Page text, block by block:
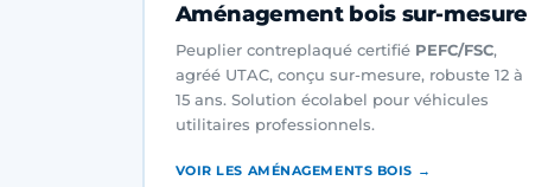
Aménagement bois sur-mesure
Peuplier contreplaqué certifié PEFC/FSC,
agréé UTAC, conçu sur-mesure, robuste 12 à
15 ans. Solution écolabel pour véhicules
utilitaires professionnels.
VOIR LES AMÉNAGEMENTS BOIS →